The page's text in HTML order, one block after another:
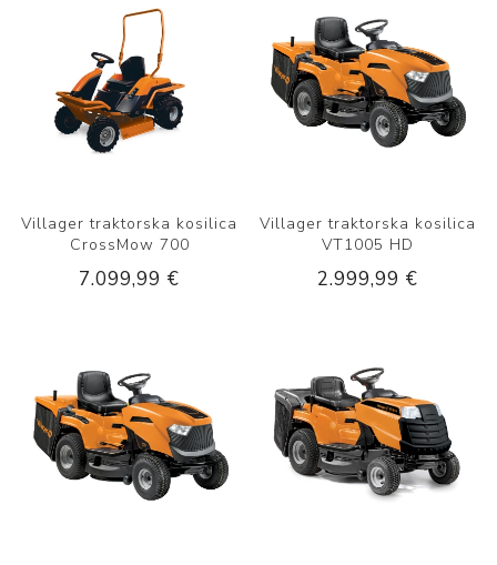
Villager traktorska kosilica
CrossMow 700
7.099,99 €
Villager traktorska kosilica
VT1005 HD
2.999,99 €